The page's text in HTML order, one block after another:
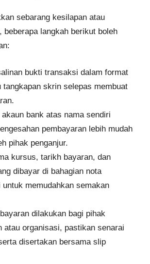
sebarang kesilapan atau
beberapa langkah berikut boleh
bukti transaksi dalam format
tangkapan skrin selepas membuat
bank atas nama sendiri
pembayaran lebih mudah
pihak penganjur.
kursus, tarikh bayaran, dan
dibayar di bahagian nota
memudahkan semakan
dilakukan bagi pihak
atau organisasi, pastikan senarai
disertakan bersama slip